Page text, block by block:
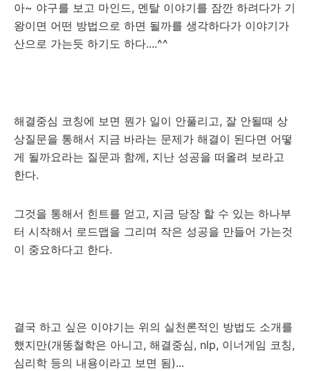
아~ 야구를 보고 마인드, 멘탈 이야기를 잠깐 하려다가 기
왕이면 어떤 방법으로 하면 될까를 생각하다가 이야기가
산으로 가는듯 하기도 하다....^^
해결중심 코칭에 보면 뭔가 일이 안풀리고, 잘 안될때 상
상질문을 통해서 지금 바라는 문제가 해결이 된다면 어떻
게 될까요라는 질문과 함께, 지난 성공을 떠올려 보라고
한다.
그것을 통해서 힌트를 얻고, 지금 당장 할 수 있는 하나부
터 시작해서 로드맵을 그리며 작은 성공을 만들어 가는것
이 중요하다고 한다.
결국 하고 싶은 이야기는 위의 실천론적인 방법도 소개를
했지만(개똥철학은 아니고, 해결중심, nlp, 이너게임 코칭,
심리학 등의 내용이라고 보면 됨)...